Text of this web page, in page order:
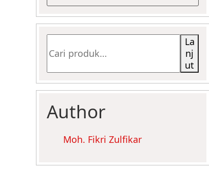
untuk:
La
nj
ut
Author
Moh. Fikri Zulfikar